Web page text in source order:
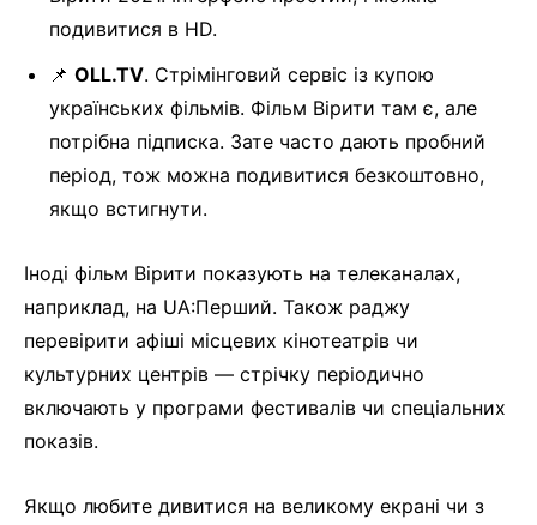
подивитися в HD.
📌 OLL.TV. Стрімінговий сервіс із купою
українських фільмів. Фільм Вірити там є, але
потрібна підписка. Зате часто дають пробний
період, тож можна подивитися безкоштовно,
якщо встигнути.
Іноді фільм Вірити показують на телеканалах,
наприклад, на UA:Перший. Також раджу
перевірити афіші місцевих кінотеатрів чи
культурних центрів — стрічку періодично
включають у програми фестивалів чи спеціальних
показів.
Якщо любите дивитися на великому екрані чи з